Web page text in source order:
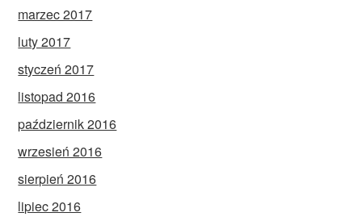
marzec 2017
luty 2017
styczeń 2017
listopad 2016
październik 2016
wrzesień 2016
sierpień 2016
lipiec 2016